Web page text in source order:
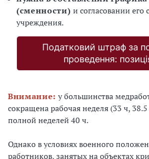
(сменности) и согласовании
учреждения.
Податковий штраф за
проведення:
Внимание: у большинства
сокращена рабочая неделя (33 ч, 38.5
полной неделей 40 ч.
Однако в условиях военного
работников, занятых на объектах